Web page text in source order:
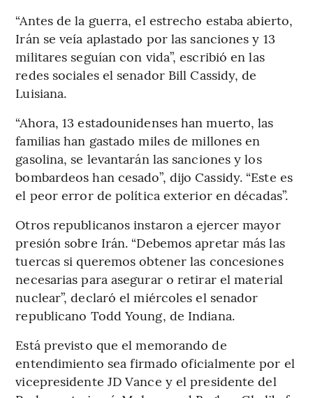
“Antes de la guerra, el estrecho estaba abierto,
Irán se veía aplastado por las sanciones y 13
militares seguían con vida”, escribió en las
redes sociales el senador Bill Cassidy, de
Luisiana.
“Ahora, 13 estadounidenses han muerto, las
familias han gastado miles de millones en
gasolina, se levantarán las sanciones y los
bombardeos han cesado”, dijo Cassidy. “Este es
el peor error de política exterior en décadas”.
Otros republicanos instaron a ejercer mayor
presión sobre Irán. “Debemos apretar más las
tuercas si queremos obtener las concesiones
necesarias para asegurar o retirar el material
nuclear”, declaró el miércoles el senador
republicano Todd Young, de Indiana.
Está previsto que el memorando de
entendimiento sea firmado oficialmente por el
vicepresidente JD Vance y el presidente del